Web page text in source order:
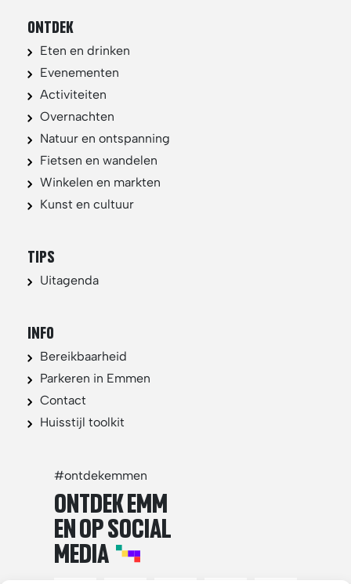
ONTDEK
Eten en drinken
Evenementen
Activiteiten
Overnachten
Natuur en ontspanning
Fietsen en wandelen
Winkelen en markten
Kunst en cultuur
TIPS
Uitagenda
INFO
Bereikbaarheid
Parkeren in Emmen
Contact
Huisstijl toolkit
#ontdekemmen
ONTDEK EMM
EN OP SOCIAL
MEDIA